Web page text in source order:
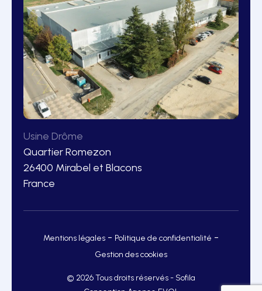
Usine Drôme
Quartier Romezon
26400 Mirabel et Blacons
France
© 2026 Tous droits réservés - Sofila
Mentions légales - Politique de confidentialité -
Gestion des cookies